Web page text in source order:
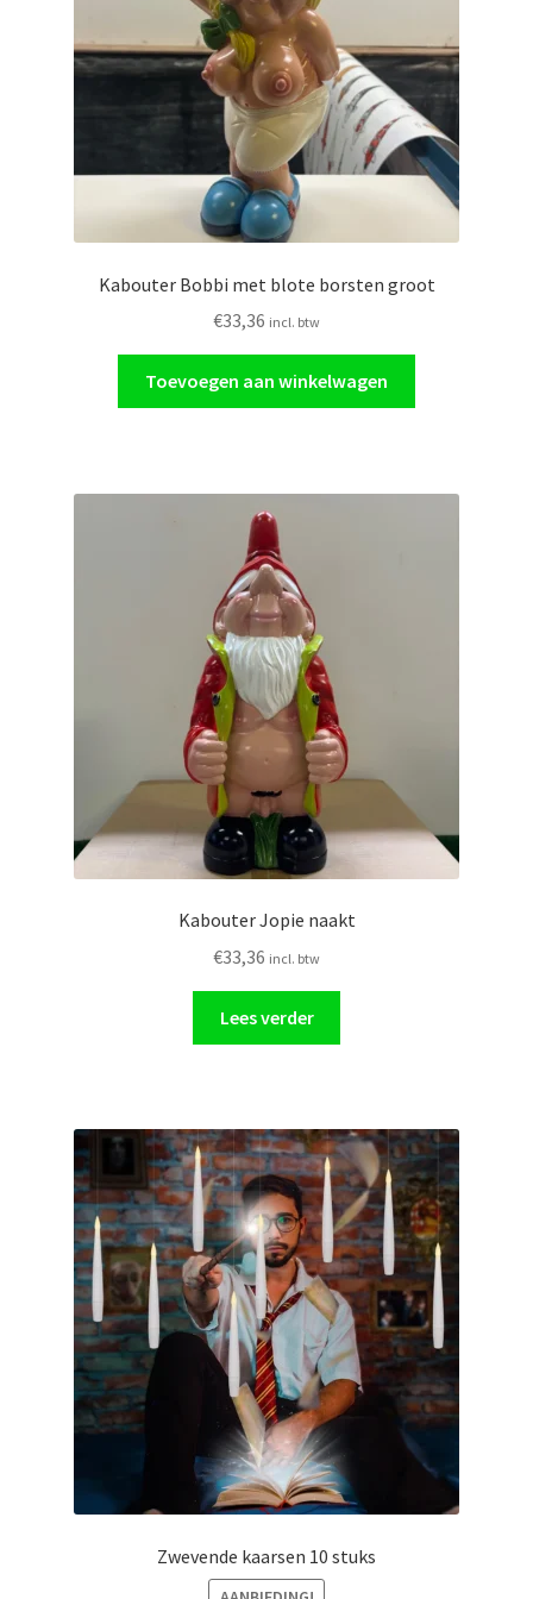
Kabouter Bobbi met blote borsten groot
€33,36 incl. btw
Toevoegen aan winkelwagen
Kabouter Jopie naakt
€33,36 incl. btw
Lees verder
Zwevende kaarsen 10 stuks